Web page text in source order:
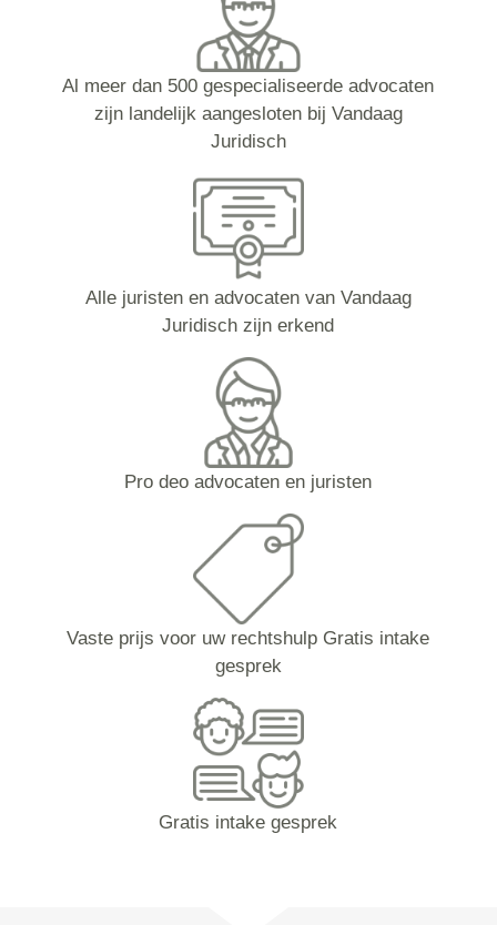
Al meer dan 500 gespecialiseerde advocaten
zijn landelijk aangesloten bij Vandaag
Juridisch
Alle juristen en advocaten van Vandaag
Juridisch zijn erkend
Pro deo advocaten en juristen
Vaste prijs voor uw rechtshulp Gratis intake
gesprek
Gratis intake gesprek